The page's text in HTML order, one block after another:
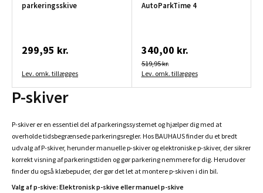
parkeringsskive
299,95 kr.
Lev. omk. tillægges
AutoParkTime 4
340,00 kr.
519,95 kr.
Lev. omk. tillægges
P-skiver
P-skiver er en essentiel del af parkeringssystemet og hjælper dig med at
overholde tidsbegrænsede parkeringsregler. Hos BAUHAUS finder du et bredt
udvalg af P-skiver, herunder manuelle p-skiver og elektroniske p-skiver, der sikrer
korrekt visning af parkeringstiden og gør parkering nemmere for dig. Herudover
finder du også klæbepuder, der gør det let at montere p-skiven i din bil.
Valg af p-skive: Elektronisk p-skive eller manuel p-skive